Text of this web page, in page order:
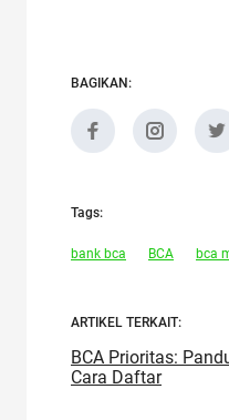
BAGIKAN:
Tags:
bank bca BCA bca
ARTIKEL TERKAIT:
BCA Prioritas:
Cara Daftar